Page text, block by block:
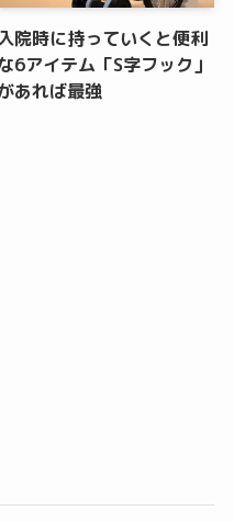
院時に持っていくと便利
6アイテム「S字フック」
あれば最強